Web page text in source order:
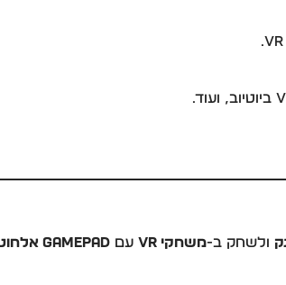
ולשחק ב-משחקי VR עם Gamepad אלחוטי